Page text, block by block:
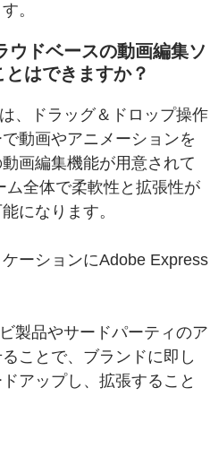
。
ドベースの動画編集ソ
はできますか？
、ドラッグ＆ドロップ操作
動画やアニメーションを
画編集機能が用意されて
ム全体で柔軟性と拡張性が
になります。
ーションにAdobe Express
製品やサードパーティのア
ことで、ブランドに即し
アップし、拡張すること